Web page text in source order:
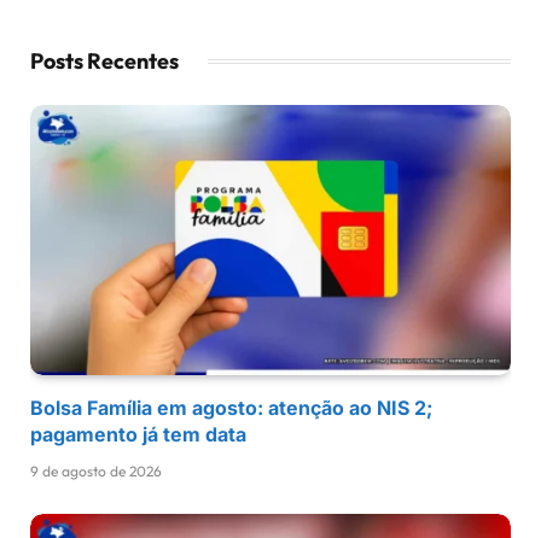
Posts Recentes
Bolsa Família em agosto: atenção ao NIS 2;
pagamento já tem data
9 de agosto de 2026